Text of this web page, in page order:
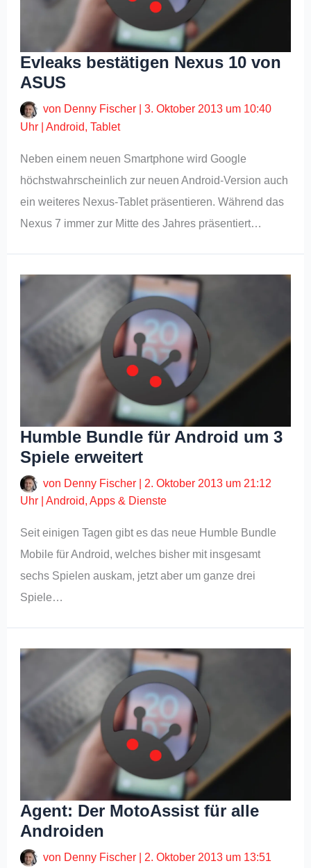
Evleaks bestätigen Nexus 10 von
ASUS
von Denny Fischer |3. Oktober 2013 um 10:40
Uhr |Android,Tablet
Neben einem neuen Smartphone wird Google
höchstwahrscheinlich zur neuen Android-Version auch
ein weiteres Nexus-Tablet präsentieren. Während das
Nexus 7 immer zur Mitte des Jahres präsentiert…
Humble Bundle für Android um 3
Spiele erweitert
von Denny Fischer
2. Oktober 2013 um 21:12
Uhr |Android,Apps & Dienste
Seit einigen Tagen gibt es das neue Humble Bundle
Mobile für Android, welches bisher mit insgesamt
sechs Spielen auskam, jetzt aber um ganze drei
Spiele…
Agent: Der MotoAssist für alle
Androiden
von Denny Fischer
2. Oktober 2013 um 13:51